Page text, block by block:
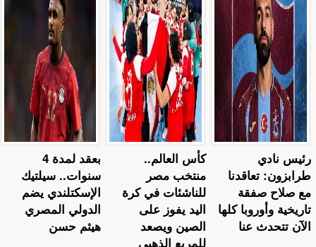
بعقد لمدة 4
سنوات.. سيلتيك
الإسكتلندي يضم
الدولي المصري
هيثم حسن
كأس العالم..
منتخب مصر
للناشئات في كرة
اليد يفوز على
الصين ويصعد
للمربع الذهبي
رئيس نادي
طرابزون: تعاقدنا
مع صلاح صفقة
تاريخية وأوروبا كلها
الآن تتحدث عنا